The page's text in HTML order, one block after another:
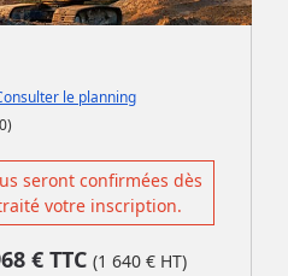
le planning
seront confirmées dès
votre inscription.
€ TTC (1 640 € HT)